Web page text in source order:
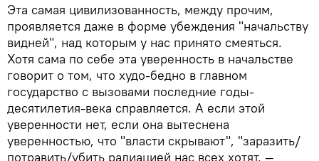
Эта самая цивилизованность, между прочим,
проявляется даже в форме убеждения "начальству
видней", над которым у нас принято смеяться.
Хотя сама по себе эта уверенность в начальстве
говорит о том, что худо-бедно в главном
государство с вызовами последние годы-
десятилетия-века справляется. А если этой
уверенности нет, если она вытеснена
уверенностью, что "власти скрывают", "заразить/
потравить/убить радиацией нас всех хотят, —